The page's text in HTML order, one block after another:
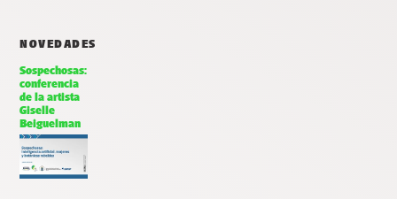
NOVEDADES
Sospechosas:
conferencia
de la artista
Giselle
Beiguelman